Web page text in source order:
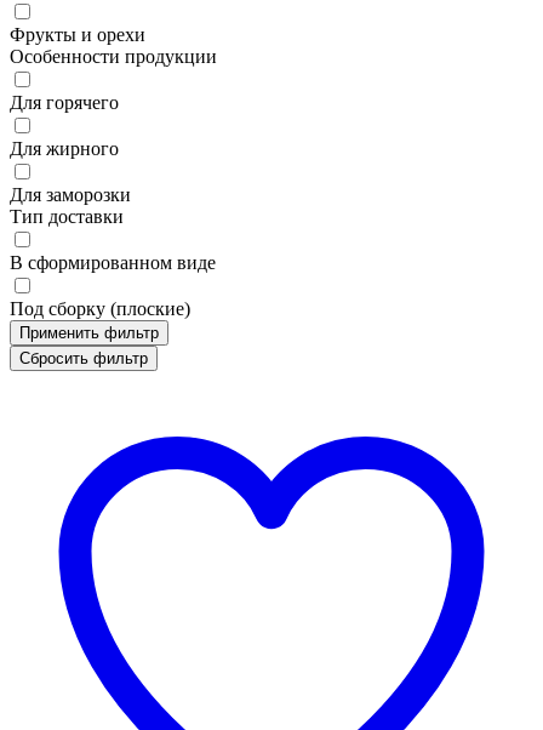
Фрукты и орехи
Особенности продукции
Для горячего
Для жирного
Для заморозки
Тип доставки
В сформированном виде
Под сборку (плоские)
Применить фильтр
Сбросить фильтр